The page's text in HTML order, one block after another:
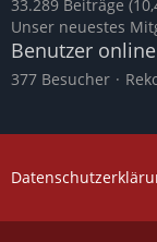
33.289 Beiträge
Unser neuestes
Benutzer online
377 Besucher